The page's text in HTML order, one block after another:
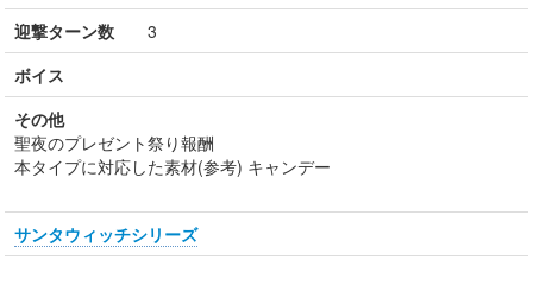
迎撃ターン数 3
ボイス
その他
聖夜のプレゼント祭り報酬
本タイプに対応した素材(参考) キャンデー
サンタウィッチシリーズ